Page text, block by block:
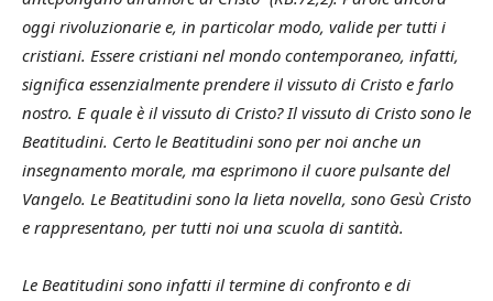
oggi rivoluzionarie e, in particolar modo, valide per tutti i
cristiani. Essere cristiani nel mondo contemporaneo, infatti,
significa essenzialmente prendere il vissuto di Cristo e farlo
nostro. E quale è il vissuto di Cristo? Il vissuto di Cristo sono le
Beatitudini. Certo le Beatitudini sono per noi anche un
insegnamento morale, ma esprimono il cuore pulsante del
Vangelo. Le Beatitudini sono la lieta novella, sono Gesù Cristo
e rappresentano, per tutti noi una scuola di santità.
Le Beatitudini sono infatti il termine di confronto e di